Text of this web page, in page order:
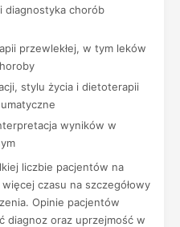
diagnostyka chorób
przewlekłej, w tym leków
stylu życia i dietoterapii
wyników w
liczbie pacjentów na
czasu na szczegółowy
Opinie pacjentów
diagnoz oraz uprzejmość w